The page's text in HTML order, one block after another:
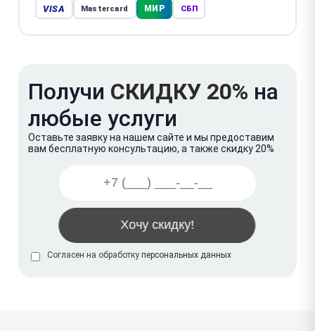
VISA Mastercard МИР СБП
Получи СКИДКУ 20% на
любые услуги
Оставьте заявку на нашем сайте и мы предоставим
вам бесплатную консультацию, а также скидку 20%
Согласен на обработку персональных данных